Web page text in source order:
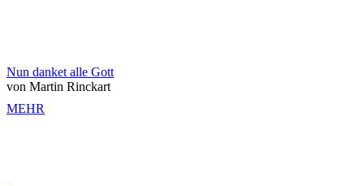
Nun danket alle Gott
von Martin Rinckart
MEHR